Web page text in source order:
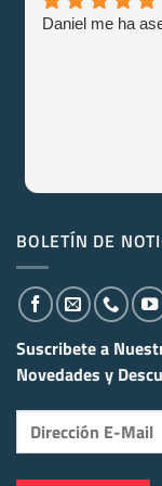
Daniel me ha
BOLETÍN DE
Suscribete a
Novedades y